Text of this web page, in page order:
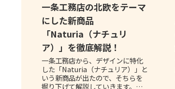
一条工務店の北欧をテーマ
にした新商品
「Naturia（ナチュリ
ア）」を徹底解説！
一条工務店から、デザインに特化
した「Naturia（ナチュリア）」と
いう新商品が出たので、そちらを
掘り下げて解説していきます。一